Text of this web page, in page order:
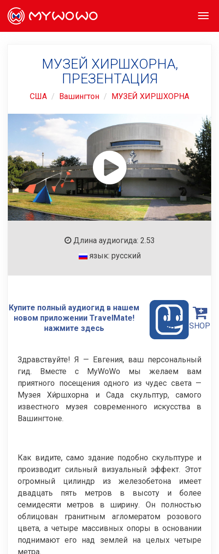
МУЗЕЙ ХИРШХОРНА,
ПРЕЗЕНТАЦИЯ
США Вашингтон МУЗЕЙ ХИРШХОРНА
Длина аудиогида: 2.53
язык: русский
Купите полный аудиогид в нашем
новом приложении TravelMate!
нажмите здесь
SHOP
Здравствуйте! Я — Евгения, ваш персональный
гид. Вместе с MyWoWo мы желаем вам
приятного посещения одного из чудес света —
Музея Хи́ршхорна и Сада скульптур, самого
известного музея современного искусства в
Вашингтоне.
Как видите, само здание подобно скульптуре и
производит сильный визуальный эффект. Этот
огромный цилиндр из железобетона имеет
двадцать пять метров в высоту и более
семидесяти метров в ширину. Он полностью
облицован гранитным агломератом розового
цвета, а четыре массивных опоры в основании
поднимают его над землей на целых четыре
метра.